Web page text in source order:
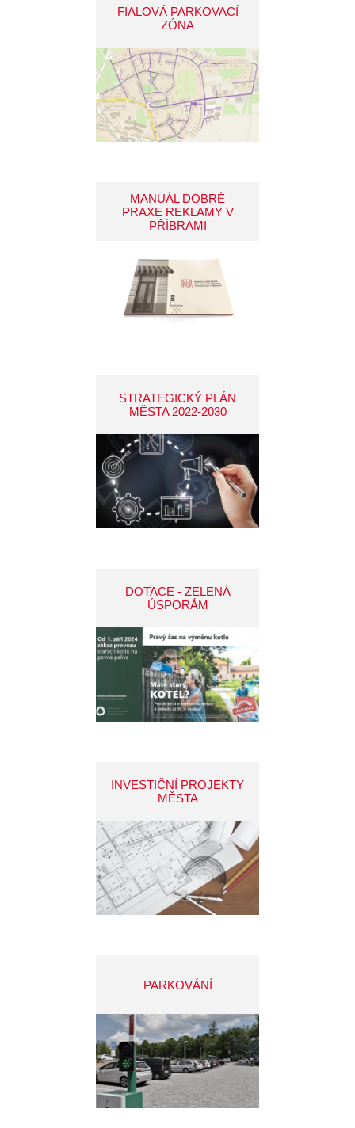
FIALOVÁ PARKOVACÍ
ZÓNA
MANUÁL DOBRÉ
PRAXE REKLAMY V
PŘÍBRAMI
STRATEGICKÝ PLÁN
MĚSTA 2022-2030
DOTACE - ZELENÁ
ÚSPORÁM
INVESTIČNÍ PROJEKTY
MĚSTA
PARKOVÁNÍ